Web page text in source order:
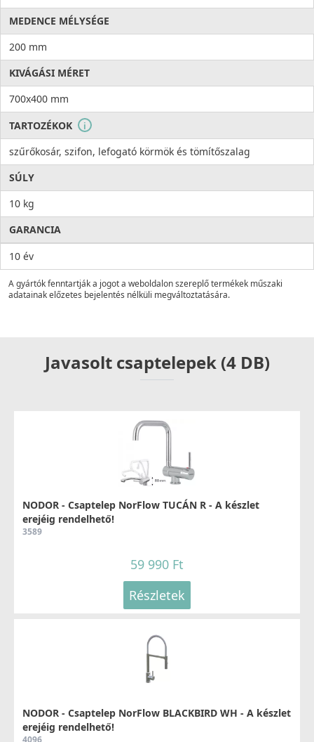
MEDENCE MÉLYSÉGE
200 mm
KIVÁGÁSI MÉRET
700x400 mm
TARTOZÉKOK
i
szűrőkosár, szifon, lefogató körmök és tömítőszalag
SÚLY
10 kg
GARANCIA
10 év
A gyártók fenntartják a jogot a weboldalon szereplő termékek műszaki
adatainak előzetes bejelentés nélküli megváltoztatására.
Javasolt csaptelepek (4 DB)
NODOR - Csaptelep NorFlow TUCÁN R - A készlet
erejéig rendelhető!
3589
59 990 Ft
Részletek
NODOR - Csaptelep NorFlow BLACKBIRD WH - A készlet
erejéig rendelhető!